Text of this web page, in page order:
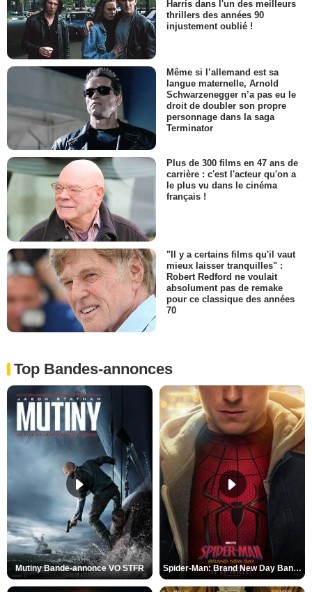
Harris dans l'un des meilleurs
thrillers des années 90
injustement oublié !
Même si l’allemand est sa
langue maternelle, Arnold
Schwarzenegger n’a pas eu le
droit de doubler son propre
personnage dans la saga
Terminator
Plus de 300 films en 47 ans de
carrière : c'est l'acteur qu'on a
le plus vu dans le cinéma
français !
"Il y a certains films qu'il vaut
mieux laisser tranquilles" :
Robert Redford ne voulait
absolument pas de remake
pour ce classique des années
70
Top Bandes-annonces
Mutiny Bande-annonce VO STFR Spider-Man: Brand New Day Bande-annonce VO STFR